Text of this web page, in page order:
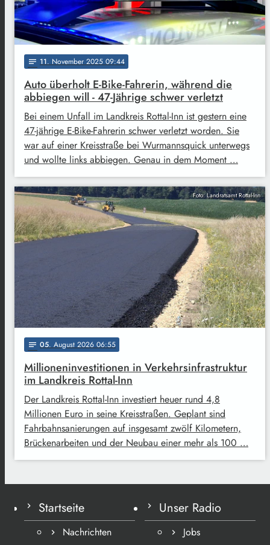
notes 11. November 2025 09:44
Auto überholt E-Bike-Fahrerin, während die
abbiegen will - 47-Jährige schwer verletzt
Bei einem Unfall im Landkreis Rottal-Inn ist gestern eine
47-jährige E-Bike-Fahrerin schwer verletzt worden. Sie
war auf einer Kreisstraße bei Wurmannsquick unterwegs
und wollte links abbiegen. Genau in dem Moment …
Foto: Landratsamt Rottal-Inn
notes 05. August 2026 06:55
Millioneninvestitionen in Verkehrsinfrastruktur
im Landkreis Rottal-Inn
Der Landkreis Rottal-Inn investiert heuer rund 4,8
Millionen Euro in seine Kreisstraßen. Geplant sind
Fahrbahnsanierungen auf insgesamt zwölf Kilometern,
Brückenarbeiten und der Neubau einer mehr als 100 …
Startseite
Nachrichten
Unser Radio
Jobs